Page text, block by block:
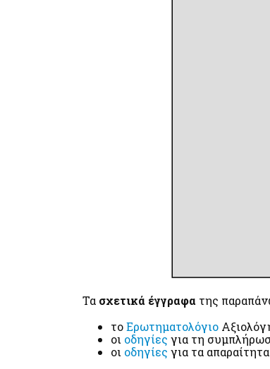
Τα σχετικά έγγραφα της
τοΕρωτηματολόγιο
οι οδηγίες για τη
οι οδηγίες για τα